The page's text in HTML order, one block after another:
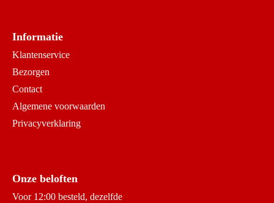
Informatie
Klantenservice
Bezorgen
Contact
Algemene voorwaarden
Privacyverklaring
Onze beloften
Voor 12:00 besteld, dezelfde